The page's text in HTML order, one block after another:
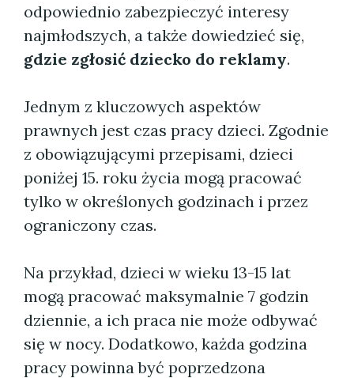
odpowiednio zabezpieczyć interesy
najmłodszych, a także dowiedzieć się,
gdzie zgłosić dziecko do reklamy.
Jednym z kluczowych aspektów
prawnych jest czas pracy dzieci. Zgodnie
z obowiązującymi przepisami, dzieci
poniżej 15. roku życia mogą pracować
tylko w określonych godzinach i przez
ograniczony czas.
Na przykład, dzieci w wieku 13-15 lat
mogą pracować maksymalnie 7 godzin
dziennie, a ich praca nie może odbywać
się w nocy. Dodatkowo, każda godzina
pracy powinna być poprzedzona